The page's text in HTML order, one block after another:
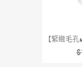
【緊緻毛